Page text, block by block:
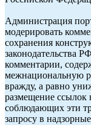
Администрация
модерировать
сохранения
законодательства
комментарии,
межнациональную
вражду, а равно
размещение ссылок
соблюдающих эти
запросу в